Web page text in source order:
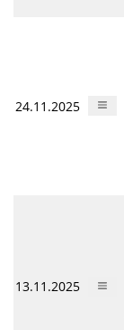
24.11.2025
13.11.2025